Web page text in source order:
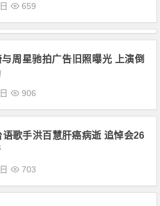
659
周星驰拍广告旧照曝光 上演倒
906
语歌手洪百慧肝癌病逝 追悼会26
703